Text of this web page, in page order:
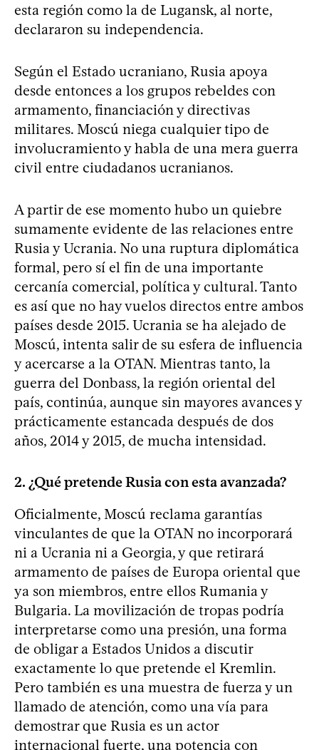
esta región como la de Lugansk, al norte,
declararon su independencia.
Según el Estado ucraniano, Rusia apoya
desde entonces a los grupos rebeldes con
armamento, financiación y directivas
militares. Moscú niega cualquier tipo de
involucramiento y habla de una mera guerra
civil entre ciudadanos ucranianos.
A partir de ese momento hubo un quiebre
sumamente evidente de las relaciones entre
Rusia y Ucrania. No una ruptura diplomática
formal, pero sí el fin de una importante
cercanía comercial, política y cultural. Tanto
es así que no hay vuelos directos entre ambos
países desde 2015. Ucrania se ha alejado de
Moscú, intenta salir de su esfera de influencia
y acercarse a la OTAN. Mientras tanto, la
guerra del Donbass, la región oriental del
país, continúa, aunque sin mayores avances y
prácticamente estancada después de dos
años, 2014 y 2015, de mucha intensidad.
2. ¿Qué pretende Rusia con esta avanzada?
Oficialmente, Moscú reclama garantías
vinculantes de que la OTAN no incorporará
ni a Ucrania ni a Georgia, y que retirará
armamento de países de Europa oriental que
ya son miembros, entre ellos Rumania y
Bulgaria. La movilización de tropas podría
interpretarse como una presión, una forma
de obligar a Estados Unidos a discutir
exactamente lo que pretende el Kremlin.
Pero también es una muestra de fuerza y un
llamado de atención, como una vía para
demostrar que Rusia es un actor
internacional fuerte, una potencia con